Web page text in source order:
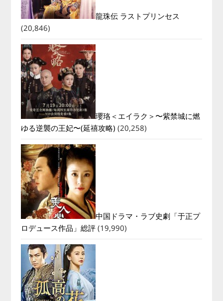
龍珠伝 ラストプリンセス
(20,846)
瓔珞＜エイラク＞〜紫禁城に燃
ゆる逆襲の王妃〜(延禧攻略) (20,258)
中国ドラマ・ラブ史劇「于正プ
ロデュース作品」総評 (19,990)